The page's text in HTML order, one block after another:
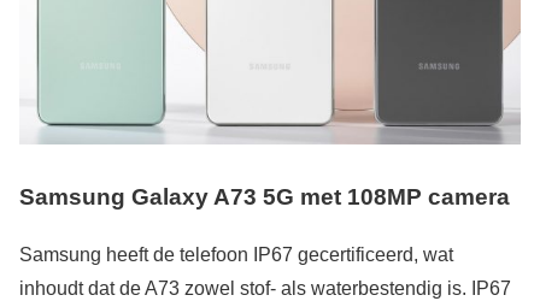
Samsung Galaxy A73 5G met 108MP camera
Samsung heeft de telefoon IP67 gecertificeerd, wat
inhoudt dat de A73 zowel stof- als waterbestendig is. IP67